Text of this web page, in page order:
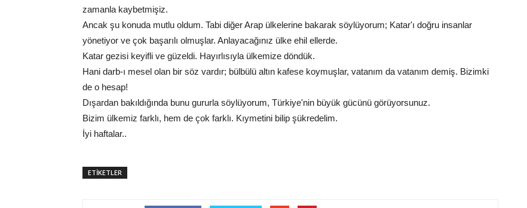
zamanla kaybetmişiz.
Ancak şu konuda mutlu oldum. Tabi diğer Arap ülkelerine bakarak söylüyorum; Katar'ı doğru insanlar
yönetiyor ve çok başarılı olmuşlar. Anlayacağınız ülke ehil ellerde.
Katar gezisi keyifli ve güzeldi. Hayırlısıyla ülkemize döndük.
Hani darb-ı mesel olan bir söz vardır; bülbülü altın kafese koymuşlar, vatanım da vatanım demiş. Bizimki
de o hesap!
Dışardan bakıldığında bunu gururla söylüyorum, Türkiye'nin büyük gücünü görüyorsunuz.
Bizim ülkemiz farklı, hem de çok farklı. Kıymetini bilip şükredelim.
İyi haftalar..
ETİKETLER